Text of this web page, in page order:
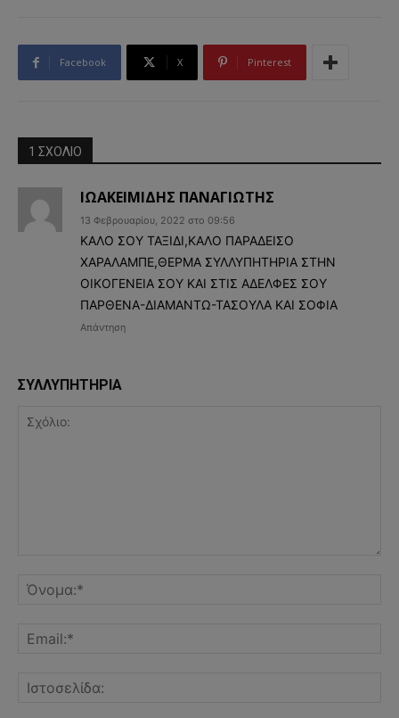
Facebook X Pinterest
1 ΣΧΟΛΙΟ
ΙΩΑΚΕΙΜΙΔΗΣ ΠΑΝΑΓΙΩΤΗΣ
13 Φεβρουαρίου, 2022 στο 09:56
ΚΑΛΟ ΣΟΥ ΤΑΞΙΔΙ,ΚΑΛΟ ΠΑΡΑΔΕΙΣΟ
ΧΑΡΑΛΑΜΠΕ,ΘΕΡΜΑ ΣΥΛΛΥΠΗΤΗΡΙΑ ΣΤΗΝ
ΟΙΚΟΓΕΝΕΙΑ ΣΟΥ ΚΑΙ ΣΤΙΣ ΑΔΕΛΦΕΣ ΣΟΥ
ΠΑΡΘΕΝΑ-ΔΙΑΜΑΝΤΩ-ΤΑΣΟΥΛΑ ΚΑΙ ΣΟΦΙΑ
Απάντηση
ΣΥΛΛΥΠΗΤΗΡΙΑ